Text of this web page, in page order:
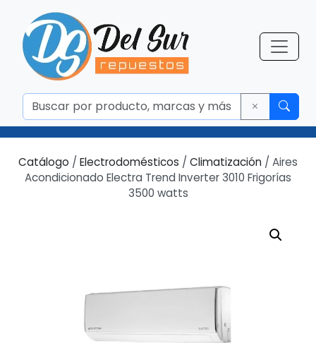
Catálogo / Electrodomésticos / Climatización / Aires
Acondicionado Electra Trend Inverter 3010 Frigorías
3500 watts